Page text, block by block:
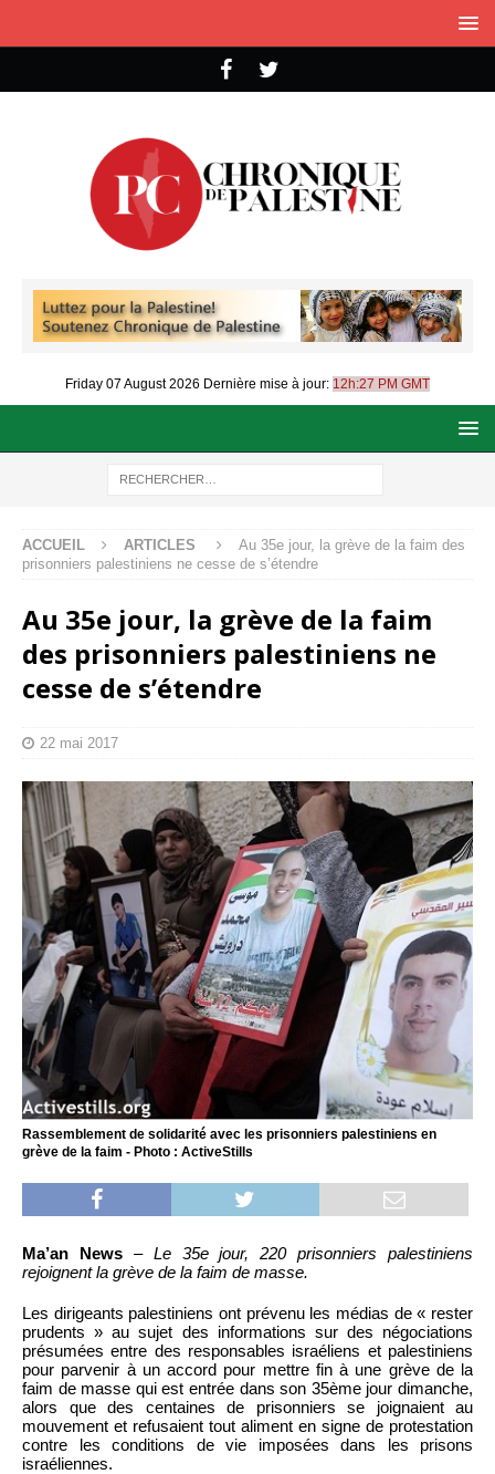
Friday 07 August 2026 Dernière mise à jour: 12h:27 PM GMT
ACCUEIL ARTICLES
Au 35e jour, la grève de la faim des
prisonniers palestiniens ne cesse de s’étendre
Au 35e jour, la grève de la faim
des prisonniers palestiniens ne
cesse de s’étendre
22 mai 2017
Rassemblement de solidarité avec les prisonniers palestiniens en
grève de la faim - Photo : ActiveStills
Ma’an News– Le 35e jour, 220 prisonniers palestiniens
rejoignent la grève de la faim de masse.
Les dirigeants palestiniens ont prévenu les médias de « rester
prudents » au sujet des informations sur des négociations
présumées entre des responsables israéliens et palestiniens
pour parvenir à un accord pour mettre fin à une grève de la
faim de masse qui est entrée dans son 35ème jour dimanche,
alors que des centaines de prisonniers se joignaient au
mouvement et refusaient tout aliment en signe de protestation
contre les conditions de vie imposées dans les prisons
israéliennes.